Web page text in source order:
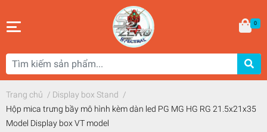
0
Trang chủ / Display box Stand /
Hộp mica trưng bầy mô hình kèm dàn led PG MG HG RG 21.5x21x35
Model Display box VT model